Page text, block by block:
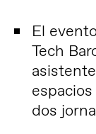
El
Tech
dos